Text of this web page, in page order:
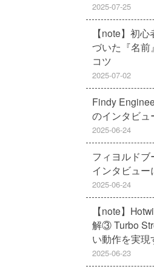
2025-07-25
【note】初
づいた『名前
コツ
2025-07-02
Findy
のインタビュ
2025-06-24
フィヨルドブ
インタビュー
2025-06-24
【note】
解③ Turbo
い動作を実現
2025-06-23